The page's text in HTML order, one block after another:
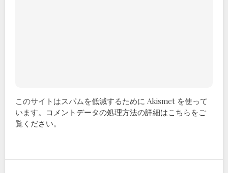
このサイトはスパムを低減するために Akismet を使って
います。 コメントデータの処理方法の詳細はこちらをご
覧ください。